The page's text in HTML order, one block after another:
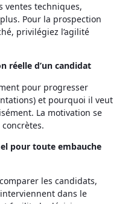
ventes techniques,
Pour la prospection
privilégiez l’agilité
réelle d’un candidat
pour progresser
et pourquoi il veut
La motivation se
pour toute embauche
les candidats,
dans le